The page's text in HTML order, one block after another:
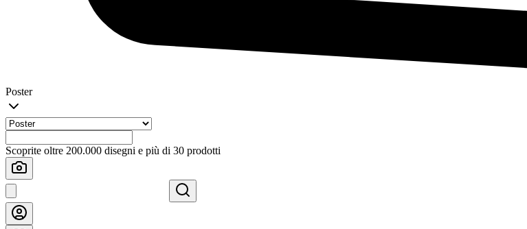
Poster
Scoprite oltre 200.000 disegni e più di 30 prodotti